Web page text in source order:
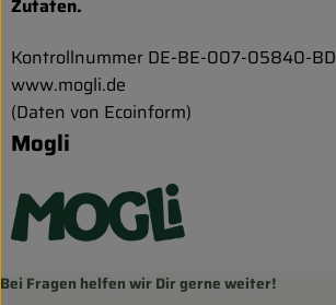
Zutaten.
Kontrollnummer DE-BE-007-05840-BD
www.mogli.de
(Daten von Ecoinform)
Mogli
Bei Fragen helfen wir Dir gerne weiter!